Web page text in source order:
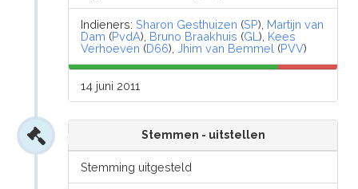
Indieners:Sharon Gesthuizen (SP), Martijn van
Dam (PvdA), Bruno Braakhuis (GL), Kees
Verhoeven (D66),Jhim van Bemmel (PVV)
14 juni 2011
Stemmen - uitstellen
Stemming uitgesteld